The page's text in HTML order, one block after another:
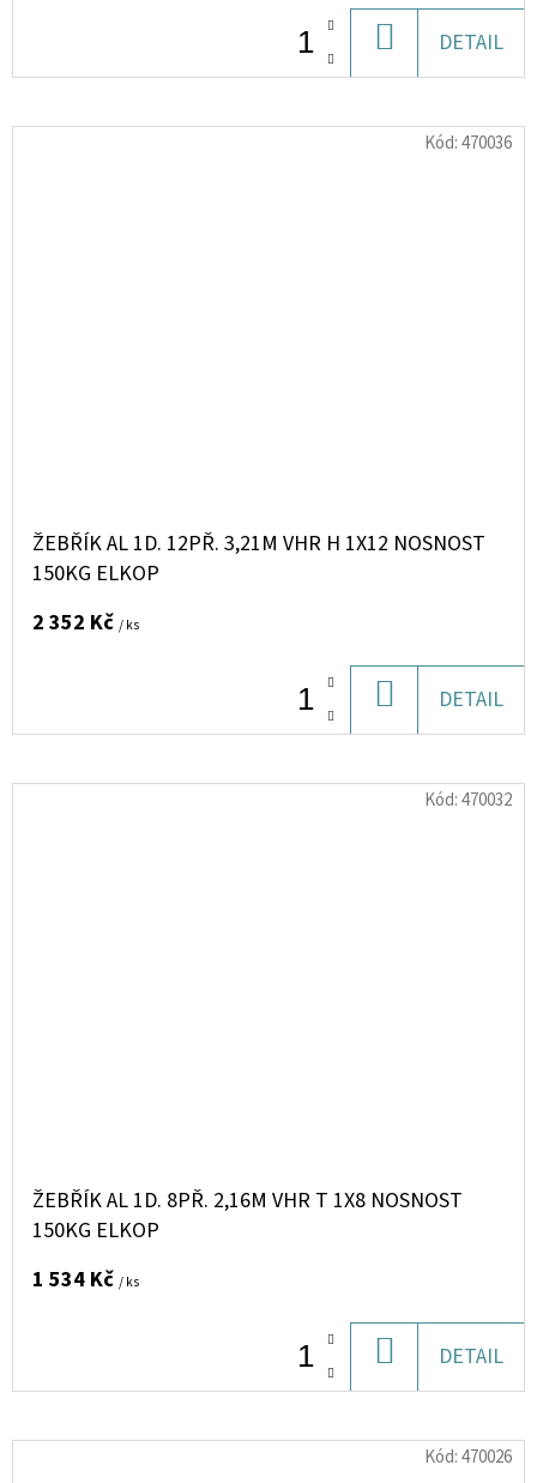
KOŠÍKU
DETAIL
ŽEBŘÍK AL 1D. 12PŘ. 3,21M VHR H 1X12 NOSNOST
150KG ELKOP
2 352 Kč / ks
KOŠÍKU
DETAIL
Kód:470036
ŽEBŘÍK AL 1D. 8PŘ. 2,16M VHR T 1X8 NOSNOST
150KG ELKOP
1 534 Kč / ks
KOŠÍKU
DETAIL
Kód:470032
Kód:470026